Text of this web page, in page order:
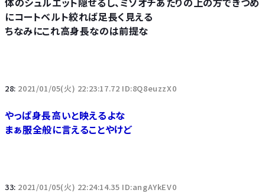
にコートベルト絞れば足長く見える
ちなみにこれ高身長なのは前提な
28: 2021/01/05(火) 22:23:17.72 ID:8Q8euzzX0
やっぱ身長高いと映えるよな
まぁ服全般に言えることやけど
33: 2021/01/05(火) 22:24:14.35 ID:angAYkEV0